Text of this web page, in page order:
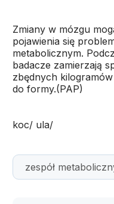
Zmiany w mózgu
pojawienia się
metabolicznym.
badacze zamierzają
zbędnych
do formy.(PAP)
koc/ ula/
zespół